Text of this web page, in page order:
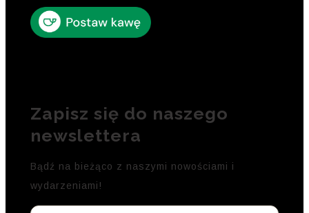
Zapisz się do naszego
newslettera
Bądź na bieżąco z naszymi nowościami i
wydarzeniami!